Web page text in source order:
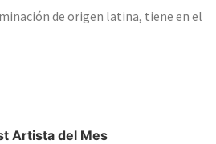
de origen latina, tiene en el
Artista del Mes